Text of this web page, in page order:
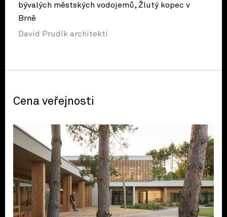
bývalých městských vodojemů, Žlutý kopec v
Brně
David Prudík architekti
Cena veřejnosti